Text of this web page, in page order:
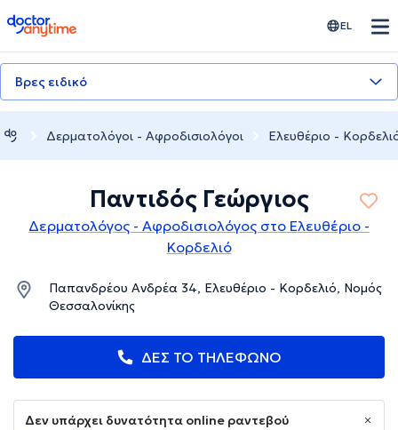
doctoranytime EL
Βρες ειδικό
Δερματολόγοι - Αφροδισιολόγοι Ελευθέριο -
Παντιδός Γεώργιος
Δερματολόγος - Αφροδισιολόγος στο Ελευθέριο -
Κορδελιό
Παπανδρέου Ανδρέα 34, Ελευθέριο - Κορδελιό, Νομός
Θεσσαλονίκης
ΔΕΣ ΤΟ ΤΗΛΕΦΩΝΟ
Δεν υπάρχει δυνατότητα online ραντεβού